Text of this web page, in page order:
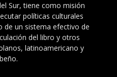
Sur, tiene como misión
políticas culturales
de un sistema efectivo de
del libro y otros
latinoamericano y